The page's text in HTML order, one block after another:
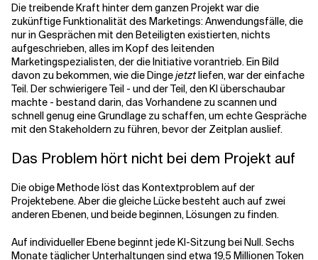
Die treibende Kraft hinter dem ganzen Projekt war die
zukünftige Funktionalität des Marketings: Anwendungsfälle, die
nur in Gesprächen mit den Beteiligten existierten, nichts
aufgeschrieben, alles im Kopf des leitenden
Marketingspezialisten, der die Initiative vorantrieb. Ein Bild
davon zu bekommen, wie die Dingejetztliefen, war der einfache
Teil. Der schwierigere Teil - und der Teil, den KI überschaubar
machte - bestand darin, das Vorhandene zu scannen und
schnell genug eine Grundlage zu schaffen, um echte Gespräche
mit den Stakeholdern zu führen, bevor der Zeitplan auslief.
Das Problem hört nicht bei dem Projekt auf
Die obige Methode löst das Kontextproblem auf der
Projektebene. Aber die gleiche Lücke besteht auch auf zwei
anderen Ebenen, und beide beginnen, Lösungen zu finden.
Auf individueller Ebene beginnt jede KI-Sitzung bei Null. Sechs
Monate täglicher Unterhaltungen sind etwa 19,5 Millionen Token